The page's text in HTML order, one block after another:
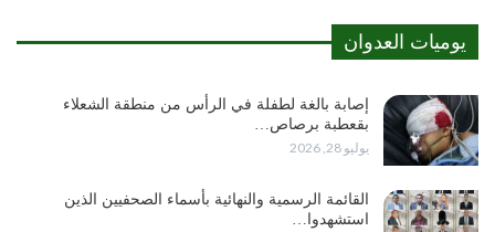
يوميات العدوان
إصابة بالغة لطفلة في الرأس من منطقة الشعلاء
بقعطبة برصاص…
يوليو 28, 2026
القائمة الرسمية والنهائية بأسماء الصحفيين الذين
استشهدوا…